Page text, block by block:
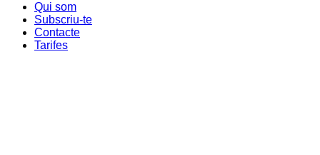
Qui som
Subscriu-te
Contacte
Tarifes